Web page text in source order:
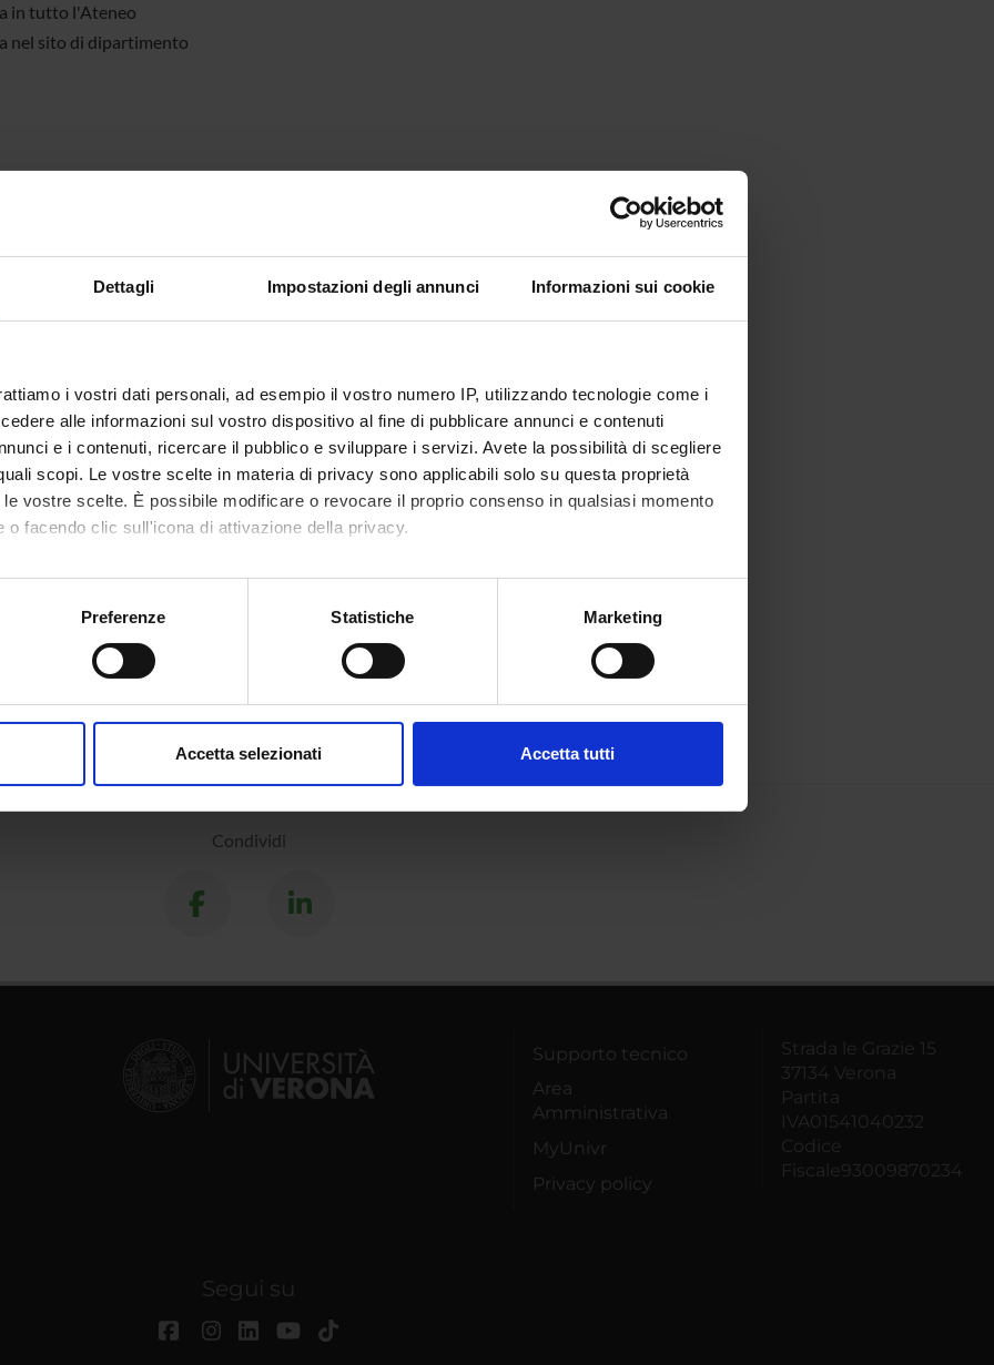
Dettagli Impostazioni degli annunci Informazioni sui cookie
i vostri dati personali, ad esempio il vostro numero IP, utilizzando tecnologie come i
alle informazioni sul vostro dispositivo al fine di pubblicare annunci e contenuti
e i contenuti, ricercare il pubblico e sviluppare i servizi. Avete la possibilità di scegliere
scopi. Le vostre scelte in materia di privacy sono applicabili solo su questa proprietà
vostre scelte. È possibile modificare o revocare il proprio consenso in qualsiasi momento
o facendo clic sull'icona di attivazione della privacy.
anche:
sulla tua posizione geografica, con un'approssimazione di qualche metro,
in qualsiasi momento dalla Dichiarazione sui cookie.
Preferenze Statistiche Marketing
Accetta selezionati Accetta tutti
in tutto l'Ateneo
nel sito di dipartimento
Condividi
Supporto tecnico
Area
Amministrativa
MyUnivr
Privacy policy
Strada le Grazie 15
37134 Verona
Partita
IVA01541040232
Codice
Fiscale93009870234
Segui su